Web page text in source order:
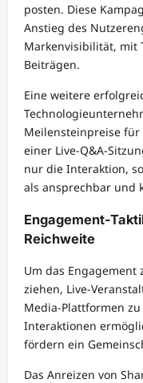
posten. Diese
Anstieg des
Markenvisibilität, mit
Beiträgen.
Eine weitere
Meilensteinpreise für
einer Live-Q&A-
nur die Interaktion,
als ansprechbar und
Engagement-
Reichweite
Um das
ziehen, Live-
Media-Plattformen
Interaktionen
fördern ein
Das Anreizen von